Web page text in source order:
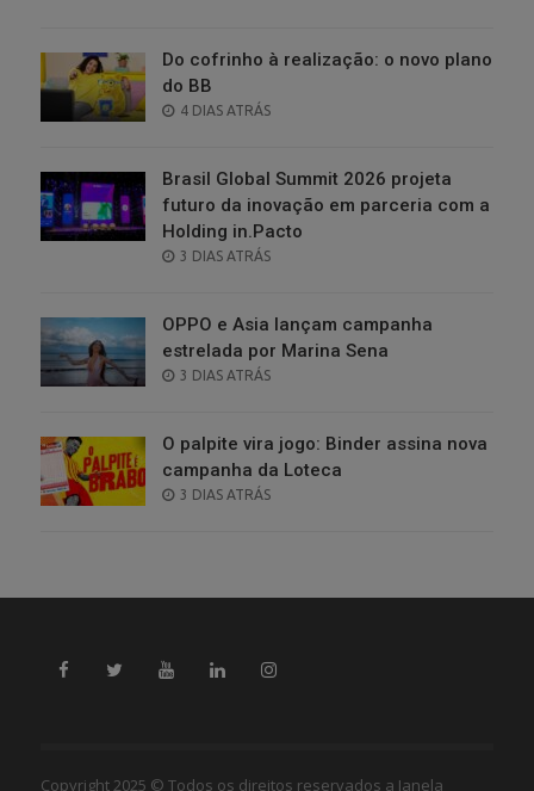
Do cofrinho à realização: o novo plano
do BB
POSTED
4 DIAS ATRÁS
Brasil Global Summit 2026 projeta
futuro da inovação em parceria com a
Holding in.Pacto
POSTED
3 DIAS ATRÁS
OPPO e Asia lançam campanha
estrelada por Marina Sena
POSTED
3 DIAS ATRÁS
O palpite vira jogo: Binder assina nova
campanha da Loteca
POSTED
3 DIAS ATRÁS
Copyright 2025 © Todos os direitos reservados a Janela